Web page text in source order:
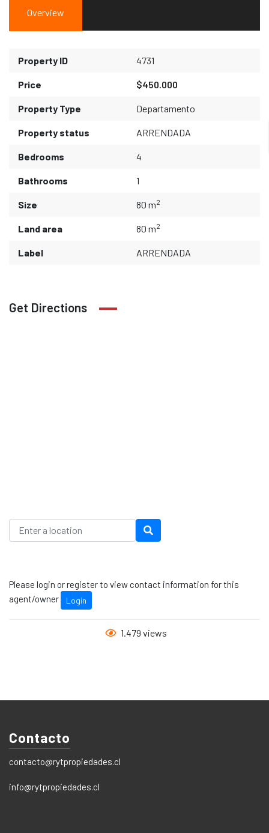
Overview
Property ID 4731
Price $450.000
Property Type Departamento
Property status ARRENDADA
Bedrooms 4
Bathrooms 1
Size 80 m2
Land area 80 m2
Label ARRENDADA
Get Directions
Please login or register to view contact information for this
agent/owner
Login
1.479 views
Contacto
contacto@rytpropiedades.cl
info@rytpropiedades.cl